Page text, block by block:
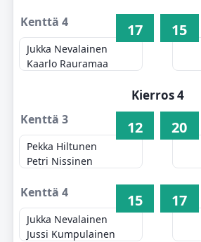
Kenttä 4
Jukka Nevalainen
Kaarlo Rauramaa
17 15
Kierros 4
Kenttä 3
Pekka Hiltunen
Petri Nissinen
12 20
Kenttä 4
Jukka Nevalainen
Jussi Kumpulainen
15 17